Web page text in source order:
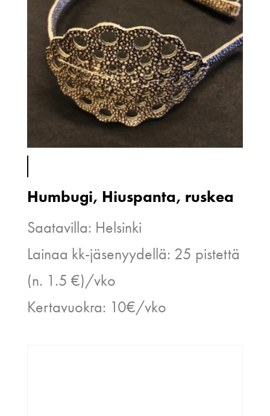
Humbugi, Hiuspanta, ruskea
Saatavilla: Helsinki
Lainaa kk-jäsenyydellä: 25 pistettä
(n. 1.5 €)/vko
Kertavuokra: 10€/vko